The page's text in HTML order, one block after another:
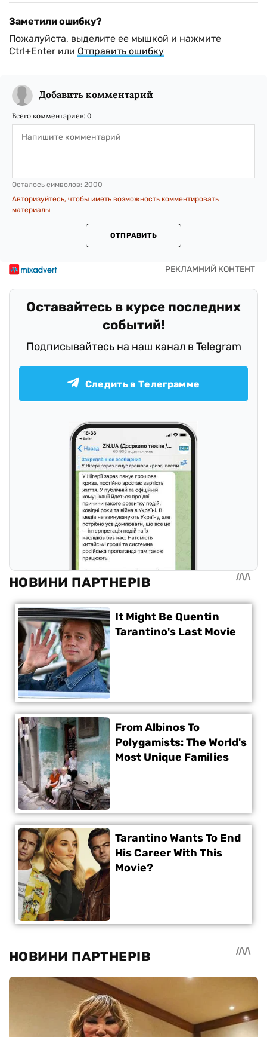
Заметили ошибку?
Пожалуйста, выделите ее мышкой и нажмите
Ctrl+Enter или Отправить ошибку
Добавить комментарий
Всего комментариев: 0
Осталось символов: 2000
Авторизуйтесь, чтобы иметь возможность комментировать
материалы
ОТПРАВИТЬ
Оставайтесь в курсе последних
событий!
Подписывайтесь на наш канал в Telegram
Следить в Телеграмме